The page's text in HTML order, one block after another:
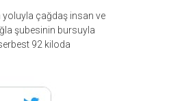
yoluyla çağdaş insan ve
şubesinin bursuyla
92 kiloda